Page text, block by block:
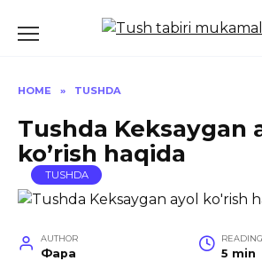
HOME » TUSHDA
Tushda Keksaygan
ko’rish haqida
TUSHDA
AUTHOR
Фара
READING
5 min